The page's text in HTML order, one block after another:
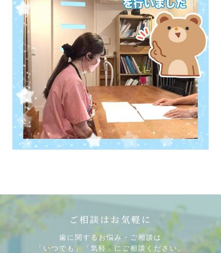
ご相談はお気軽に
歯に関するお悩み・ご相談は
「いつでも」「気軽」にご相談ください。